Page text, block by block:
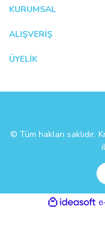
KURUMSAL
ALIŞVERİŞ
ÜYELİK
© Tüm hakları saklıdır.